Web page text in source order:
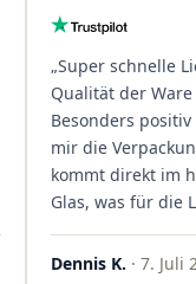
„Super schnelle
Qualität der
Besonders
mir die
kommt direkt im
Glas, was für die
ist. Ich bestelle
wieder!"
Dennis K. · 7. Juli